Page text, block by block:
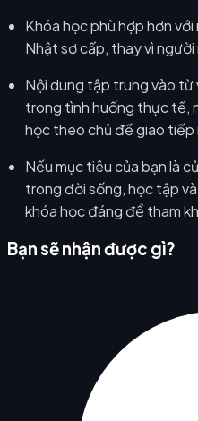
Khóa học phù hợp hơn
Nhật sơ cấp, thay vì
Nội dung tập trung vào từ
trong tình huống thực tế,
học theo chủ đề giao tiếp
Nếu mục tiêu của bạn là
trong đời sống, học tập
khóa học đáng để tham
Bạn sẽ nhận được gì?